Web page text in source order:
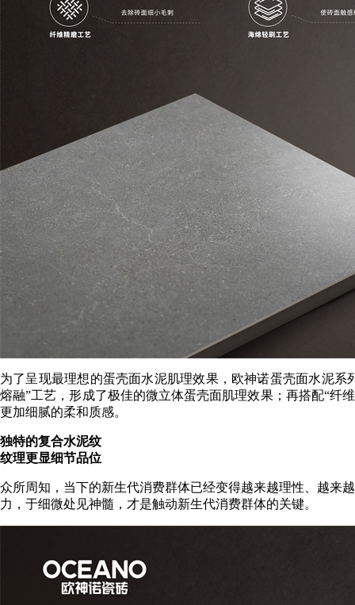
为了呈现最理想的蛋壳面水泥肌理效果，欧神诺蛋壳面水泥系
熔融”工艺，形成了极佳的微立体蛋壳面肌理效果；再搭配“纤
更加细腻的柔和质感。
独特的复合水泥纹
纹理更显细节品位
众所周知，当下的新生代消费群体已经变得越来越理性、越来
力，于细微处见神髓，才是触动新生代消费群体的关键。